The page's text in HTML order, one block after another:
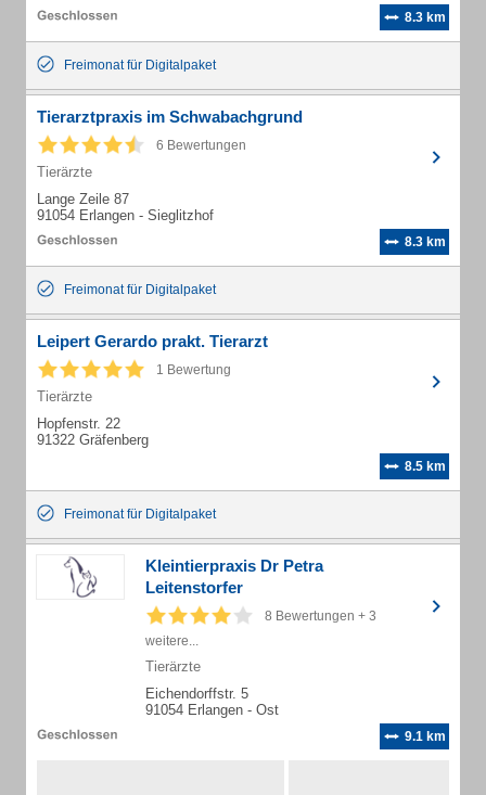
8.3 km
Freimonat für Digitalpaket
Tierarztpraxis im Schwabachgrund
6 Bewertungen
Tierärzte
Lange Zeile 87
91054 Erlangen - Sieglitzhof
8.3 km
Freimonat für Digitalpaket
Leipert Gerardo prakt. Tierarzt
1 Bewertung
Tierärzte
Hopfenstr. 22
91322 Gräfenberg
8.5 km
Freimonat für Digitalpaket
Kleintierpraxis Dr Petra
Leitenstorfer
8 Bewertungen + 3
weitere...
Tierärzte
Eichendorffstr. 5
91054 Erlangen - Ost
9.1 km